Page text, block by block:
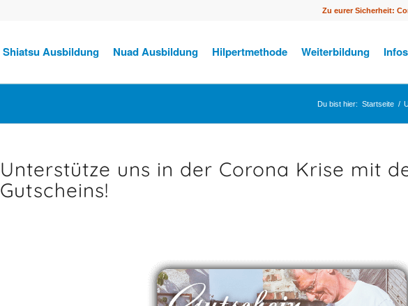
Zu eurer Sicherheit:
Shiatsu Ausbildung Nuad Ausbildung Hilpertmethode Weiterbildung
Du bist hier: Startseite /
Unterstütze uns in der Corona Krise mit
Gutscheins!